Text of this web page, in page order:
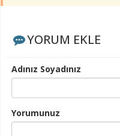
YORUM EKLE
Adınız Soyadınız
Yorumunuz